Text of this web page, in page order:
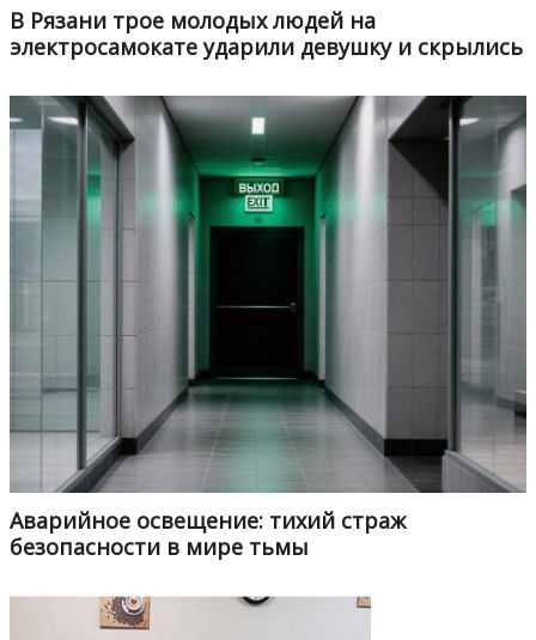
В Рязани трое молодых людей на
электросамокате ударили девушку и скрылись
Аварийное освещение: тихий страж
безопасности в мире тьмы